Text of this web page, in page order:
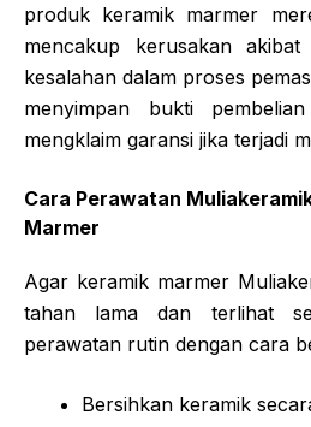
produk keramik marmer
mencakup kerusakan
kesalahan dalam proses
menyimpan bukti
mengklaim garansi jika terjadi
Cara Perawatan
Marmer
Agar keramik marmer
tahan lama dan terlihat
perawatan rutin dengan cara
Bersihkan keramik